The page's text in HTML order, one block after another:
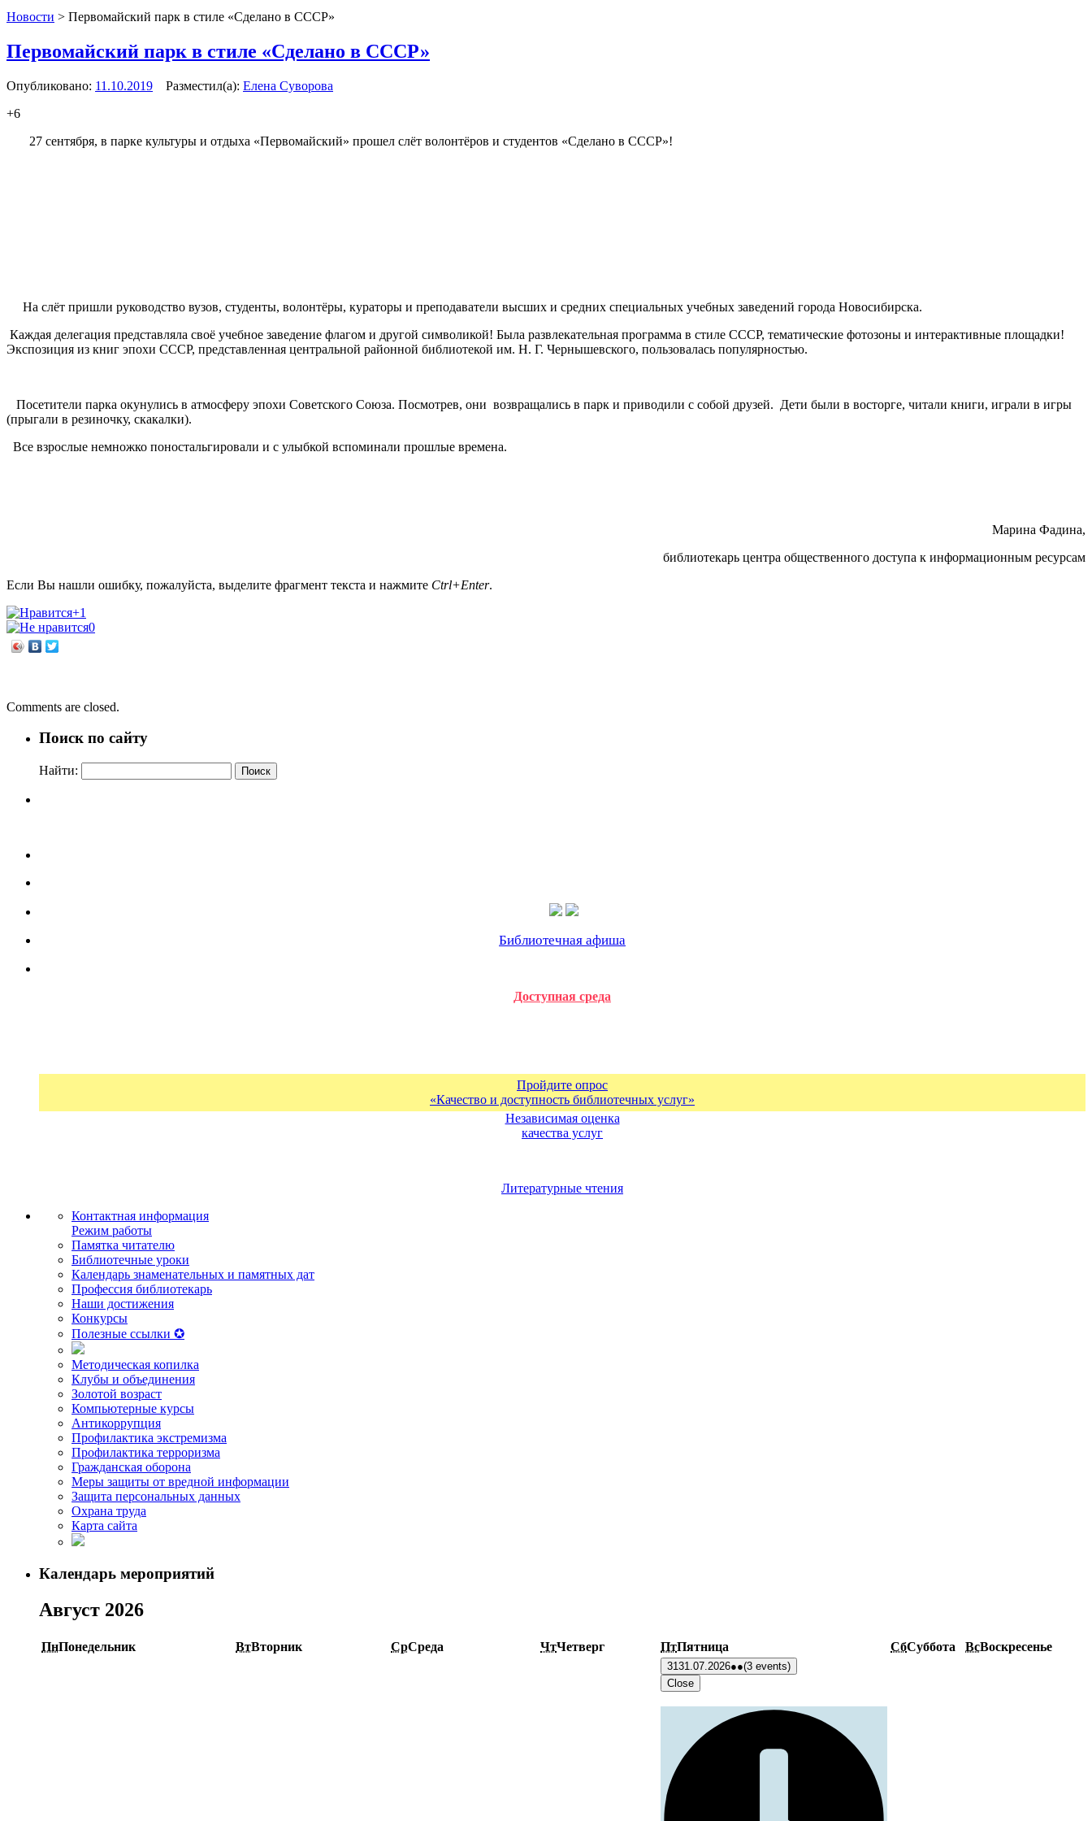
Новости > Первомайский парк в стиле «Сделано в СССР»
Первомайский парк в стиле «Сделано в СССР»
Опубликовано: 11.10.2019 Разместил(а): Елена Суворова
+6
27 сентября, в парке культуры и отдыха «Первомайский» прошел слёт волонтёров и студентов «Сделано в СССР»!
На слёт пришли руководство вузов, студенты, волонтёры, кураторы и преподаватели высших и средних специальных учебных заведений города Новосибирска.
Каждая делегация представляла своё учебное заведение флагом и другой символикой! Была развлекательная программа в стиле СССР, тематические фотозоны и интерактивные площадки!
Экспозиция из книг эпохи СССР, представленная центральной районной библиотекой им. Н. Г. Чернышевского, пользовалась популярностью.
Посетители парка окунулись в атмосферу эпохи Советского Союза. Посмотрев, они возвращались в парк и приводили с собой друзей. Дети были в восторге, читали книги, играли в игры
(прыгали в резиночку, скакалки).
Все взрослые немножко поностальгировали и с улыбкой вспоминали прошлые времена.
Марина Фадина,
библиотекарь центра общественного доступа к информационным ресурсам
Если Вы нашли ошибку, пожалуйста, выделите фрагмент текста и нажмите Ctrl+Enter.
+1
0
Comments are closed.
Поиск по сайту
Найти:
Библиотечная афиша
Доступная среда
Пройдите опрос
«Качество и доступность библиотечных услуг»
Независимая оценка
качества услуг
Литературные чтения
Контактная информация
Режим работы
Памятка читателю
Библиотечные уроки
Календарь знаменательных и памятных дат
Профессия библиотекарь
Наши достижения
Конкурсы
Полезные ссылки ✪
Методическая копилка
Клубы и объединения
Золотой возраст
Компьютерные курсы
Антикоррупция
Профилактика экстремизма
Профилактика терроризма
Гражданская оборона
Меры защиты от вредной информации
Защита персональных данных
Охрана труда
Карта сайта
Календарь мероприятий
Август 2026
ПнПонедельник ВтВторник СрСреда ЧтЧетверг ПтПятница СбСуббота ВсВоскресенье
3131.07.2026●●(3 events)
Close